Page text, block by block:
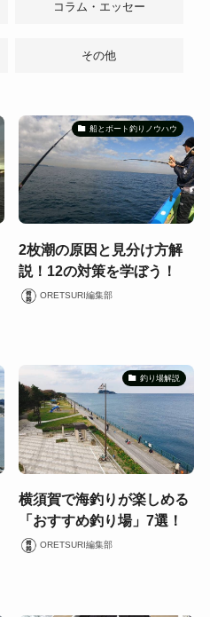
コラム・エッセー
その他
船とボート釣りノウハウ
2枚潮の原因と見分け方解
説！12の対策を学ぼう！
ORETSURI編集部
釣り場解説
横須賀で海釣りが楽しめる
「おすすめ釣り場」7選！
ORETSURI編集部